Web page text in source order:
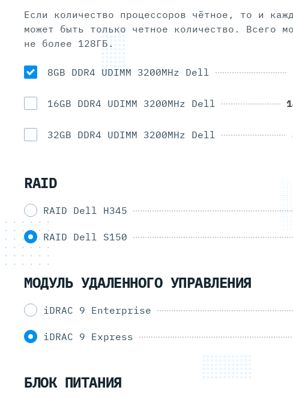
Если количество процессоров чётное, то и
может быть только четное количество. Всего может быть
не более 128ГБ.
8GB DDR4 UDIMM 3200MHz Dell
16GB DDR4 UDIMM 3200MHz Dell
32GB DDR4 UDIMM 3200MHz Dell
RAID
RAID Dell H345
RAID Dell S150
МОДУЛЬ УДАЛЕННОГО УПРАВЛЕНИЯ
iDRAC 9 Enterprise
iDRAC 9 Express
БЛОК ПИТАНИЯ